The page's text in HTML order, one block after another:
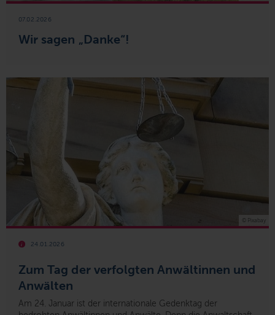
Wir sagen „Danke“!
07.02.2026
Zum Tag der verfolgten Anwältinnen und
Anwälten
24.01.2026
Am 24. Januar ist der internationale Gedenktag der
© Pixabay